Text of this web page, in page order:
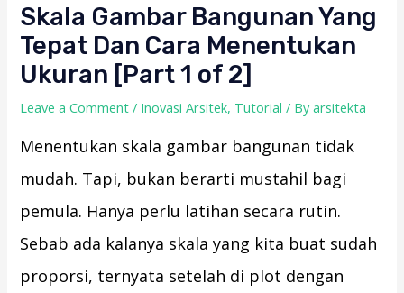
Skala Gambar Bangunan Yang
Tepat Dan Cara Menentukan
Ukuran [Part 1 of 2]
Leave a Comment / Inovasi Arsitek, Tutorial / Byarsitekta
Menentukan skala gambar bangunan tidak
mudah. Tapi, bukan berarti mustahil bagi
pemula. Hanya perlu latihan secara rutin.
Sebab ada kalanya skala yang kita buat sudah
proporsi, ternyata setelah di plot dengan